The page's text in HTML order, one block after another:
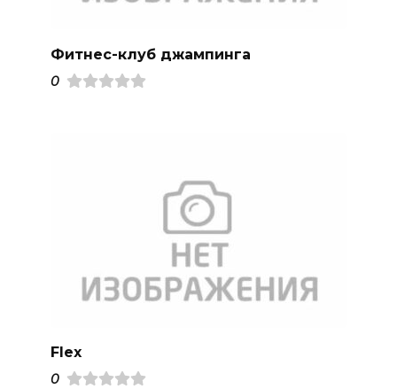
Фитнес-клуб джампинга
0
Flex
0